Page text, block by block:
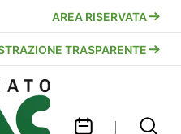
AREA RISERVATA
TRASPARENTE